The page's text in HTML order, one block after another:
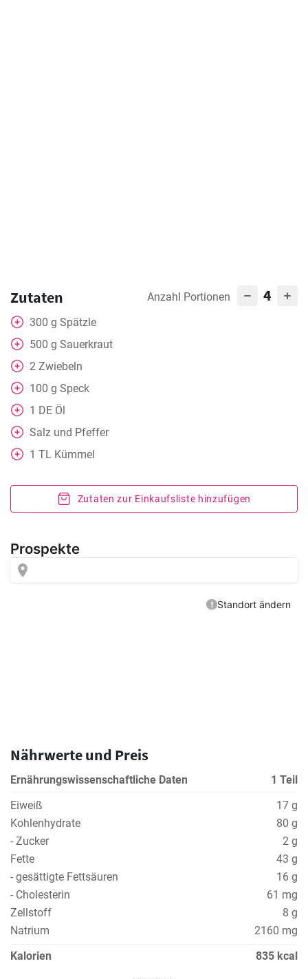
Zutaten Anzahl Portionen 4
300 g Spätzle
500 g Sauerkraut
2 Zwiebeln
100 g Speck
1 DE Öl
Salz und Pfeffer
1 TL Kümmel
Zutaten zur Einkaufsliste hinzufügen
Nährwerte und Preis
Ernährungswissenschaftliche Daten
1 Teil
Eiweiß
17 g
Kohlenhydrate
80 g
- Zucker
2 g
Fette
43 g
- gesättigte Fettsäuren
16 g
- Cholesterin
61 mg
Zellstoff
8 g
Natrium
2160 mg
Kalorien
835 kcal